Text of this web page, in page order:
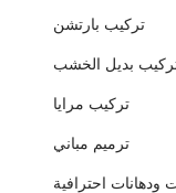
تركيب بارتشن
بديل الخشب
تركيب مرايا
ترميم مباني
ودهانات احترافية